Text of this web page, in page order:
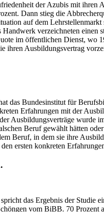
der Azubis mit
Dann stieg die
auf dem
verzeichneten
im öffentlichen Dienst, wo
ihren Ausbildungsvertrag
das Bundesinstitut für
Erfahrungen mit der
Ausbildungsverträge wurde
Beruf gewählt hätten
Beruf, in dem sie ihre
ersten konkreten
das Ergebnis der Studie
vom BiBB. 70